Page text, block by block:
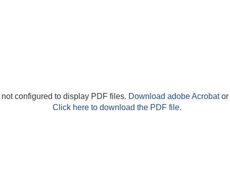
configured to display PDF files. Download adobe Acrobator
Click here to download the PDF file.